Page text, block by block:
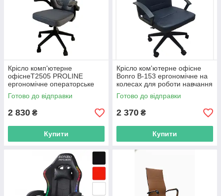
Крісло комп'ютерне
офіснеT2505 PROLINE
ергономічне операторське
для персоналу офісу дому
R_2568
Готово до відправки
2 830 ₴
Купити
Крісло ком'ютерне офісне
Bonro B-153 ергономічне на
колесах для роботи навчання
дому офісу R_2569
Готово до відправки
2 370 ₴
Купити